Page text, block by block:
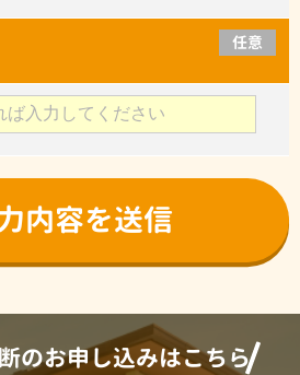
任意
のお申し込みはこちら